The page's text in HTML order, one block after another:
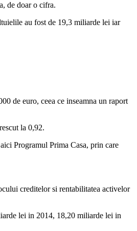
de doar o cifra.
au fost de 19,3 miliarde lei iar
de euro, ceea ce inseamna un raport
la 0,92.
Programul Prima Casa, prin care
creditelor si rentabilitatea activelor
lei in 2014, 18,20 miliarde lei in